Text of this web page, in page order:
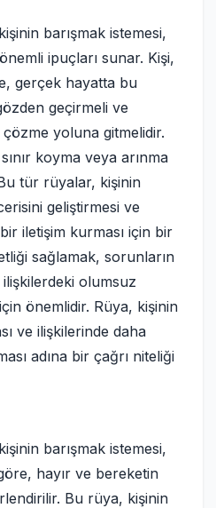
barışmak istemesi,
ipuçları sunar. Kişi,
gerçek hayatta bu
geçirmeli ve
yoluna gitmelidir.
koyma veya arınma
tür rüyalar, kişinin
geliştirmesi ve
iletişim kurması için bir
sağlamak, sorunların
olumsuz
önemlidir. Rüya, kişinin
ve ilişkilerinde daha
adına bir çağrı niteliği
barışmak istemesi,
hayır ve bereketin
Bu rüya, kişinin